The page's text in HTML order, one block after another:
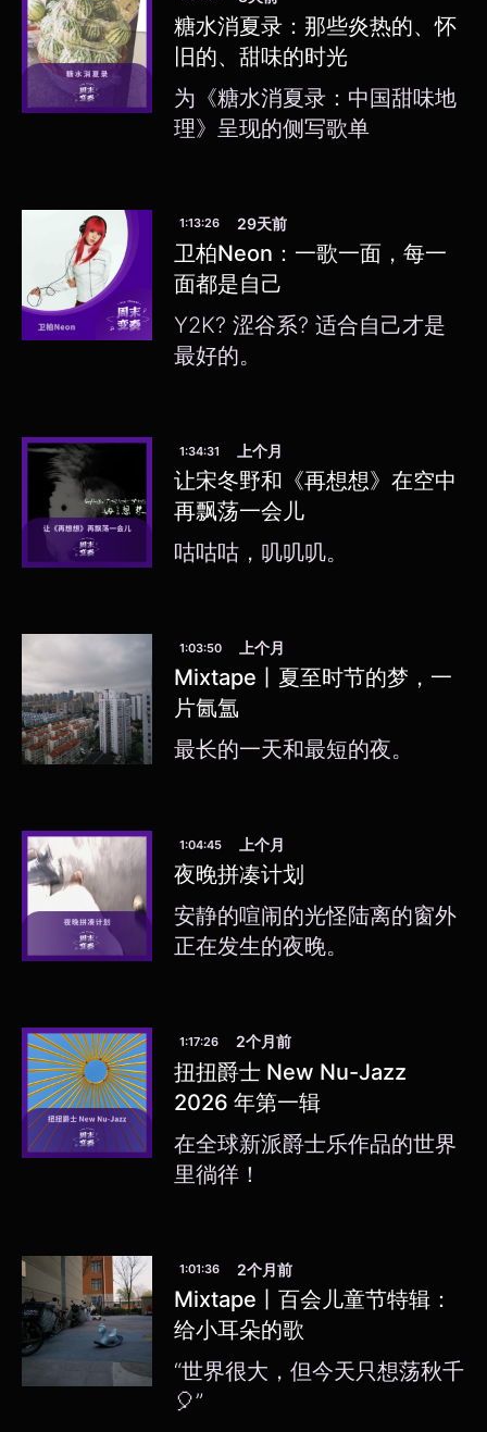
糖水消夏录：那些炎热的、怀
旧的、甜味的时光
为《糖水消夏录：中国甜味地
理》呈现的侧写歌单
1:13:26 29天前
卫柏Neon：一歌一面，每一
面都是自己
Y2K? 涩谷系? 适合自己才是
最好的。
1:34:31 上个月
让宋冬野和《再想想》在空中
再飘荡一会儿
咕咕咕，叽叽叽。
1:03:50 上个月
Mixtape丨夏至时节的梦，一
片氤氲
最长的一天和最短的夜。
1:04:45 上个月
夜晚拼凑计划
安静的喧闹的光怪陆离的窗外
正在发生的夜晚。
1:17:26 2个月前
扭扭爵士 New Nu-Jazz
2026 年第一辑
在全球新派爵士乐作品的世界
里徜徉！
1:01:36 2个月前
Mixtape丨百会儿童节特辑：
给小耳朵的歌
“世界很大，但今天只想荡秋千
🎈”